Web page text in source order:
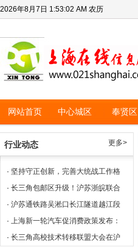
2026年8月7日 1:53:02 AM 农历
网站首页 中心城区 奉贤区
行业动态 更多>
· 坚持守正创新，完善大统战工作格
· 长三角包邮区升级！沪苏浙皖联合
· 沪苏通铁路吴淞口长江隧道越江段
· 上海新一轮汽车促消费政策发布：
· 长三角高校技术转移联盟大会在沪